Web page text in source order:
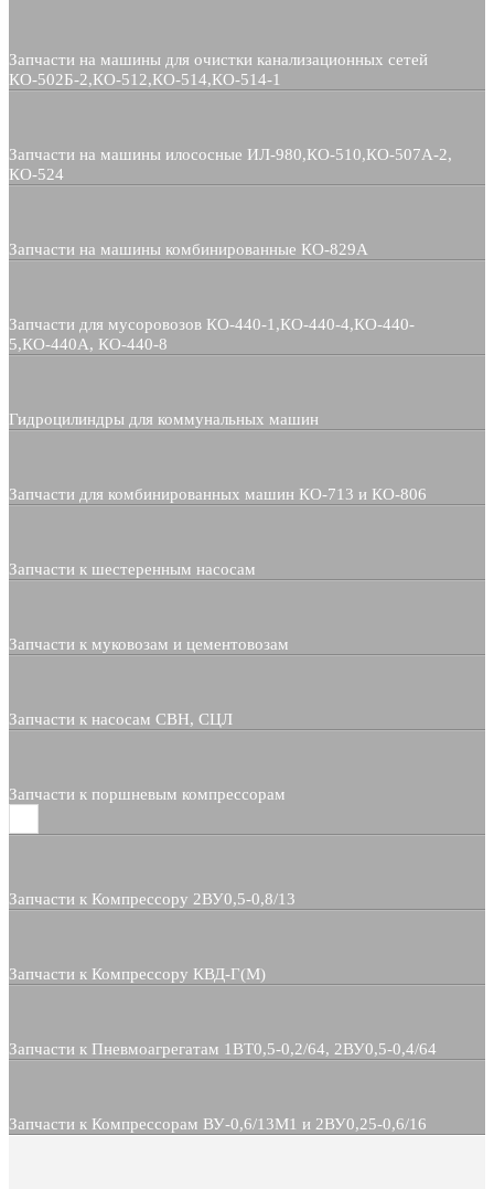
Запчасти на машины для очистки канализационных сетей
КО-502Б-2,КО-512,КО-514,КО-514-1
Запчасти на машины илососные ИЛ-980,КО-510,КО-507А-2,
КО-524
Запчасти на машины комбинированные КО-829А
Запчасти для мусоровозов КО-440-1,КО-440-4,КО-440-
5,КО-440А, КО-440-8
Гидроцилиндры для коммунальных машин
Запчасти для комбинированных машин КО-713 и КО-806
Запчасти к шестеренным насосам
Запчасти к муковозам и цементовозам
Запчасти к насосам СВН, СЦЛ
Запчасти к поршневым компрессорам
Запчасти к Компрессору 2ВУ0,5-0,8/13
Запчасти к Компрессору КВД-Г(М)
Запчасти к Пневмоагрегатам 1ВТ0,5-0,2/64, 2ВУ0,5-0,4/64
Запчасти к Компрессорам ВУ-0,6/13М1 и 2ВУ0,25-0,6/16